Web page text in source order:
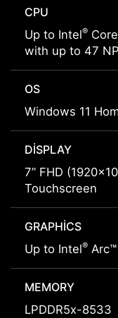
CPU
Up to Intel®
with up to 47
OS
Windows 11
DISPLAY
7” FHD
Touchscreen
GRAPHICS
Up to Intel®
MEMORY
LPDDR5x-8533